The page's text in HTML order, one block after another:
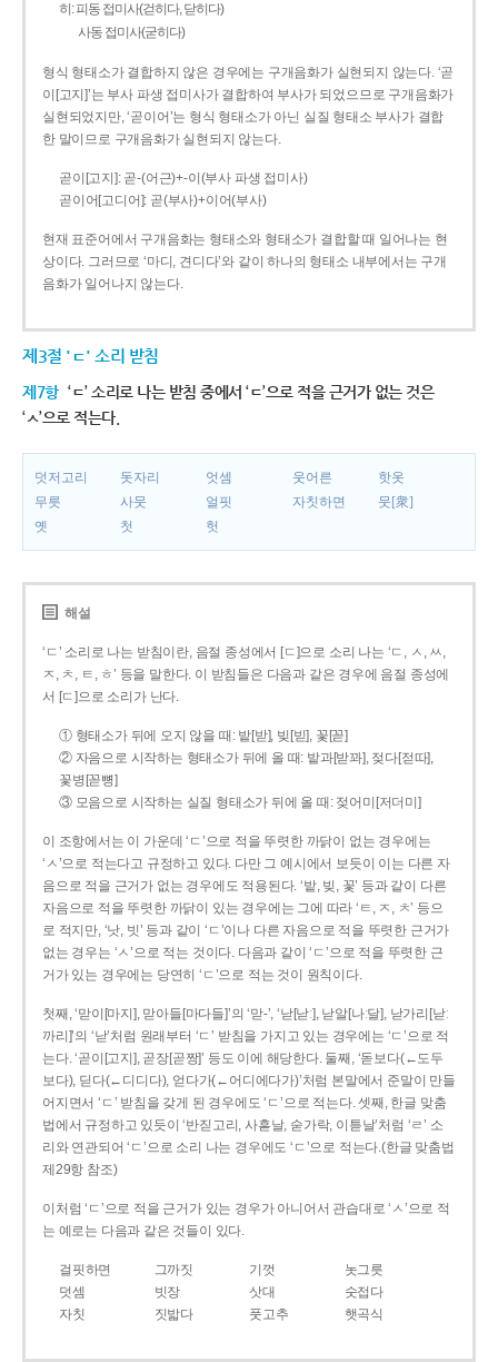
히: 피동 접미사(걷히다, 닫히다)
사동 접미사(굳히다)
형식 형태소가 결합하지 않은 경우에는 구개음화가 실현되지 않는다. ‘곧
이[고지]’는 부사 파생 접미사가 결합하여 부사가 되었으므로 구개음화가
실현되었지만, ‘곧이어’는 형식 형태소가 아닌 실질 형태소 부사가 결합
한 말이므로 구개음화가 실현되지 않는다.
곧이[고지]: 곧-­(어근)+­-이(부사 파생 접미사)
곧이어[고디어]: 곧(부사)+이어(부사)
현재 표준어에서 구개음화는 형태소와 형태소가 결합할 때 일어나는 현
상이다. 그러므로 ‘마디, 견디다’와 같이 하나의 형태소 내부에서는 구개
음화가 일어나지 않는다.
제3절 'ㄷ' 소리 받침
제7항 ‘ㄷ’ 소리로 나는 받침 중에서 ‘ㄷ’으로 적을 근거가 없는 것은
‘ㅅ’으로 적는다.
덧저고리 돗자리 엇셈 웃어른
핫옷
무릇
사뭇 얼핏 자칫하면
뭇[衆]
옛
첫 헛
해설
‘ㄷ’ 소리로 나는 받침이란, 음절 종성에서 [ㄷ]으로 소리 나는 ‘ㄷ, ㅅ, ㅆ,
ㅈ, ㅊ, ㅌ, ㅎ’ 등을 말한다. 이 받침들은 다음과 같은 경우에 음절 종성에
서 [ㄷ]으로 소리가 난다.
① 형태소가 뒤에 오지 않을 때: 밭[받], 빚[빋], 꽃[꼳]
② 자음으로 시작하는 형태소가 뒤에 올 때: 밭과[받꽈], 젖다[젇따],
꽃병[꼳뼝]
③ 모음으로 시작하는 실질 형태소가 뒤에 올 때: 젖어미[저더미]
이 조항에서는 이 가운데 ‘ㄷ’으로 적을 뚜렷한 까닭이 없는 경우에는
‘ㅅ’으로 적는다고 규정하고 있다. 다만 그 예시에서 보듯이 이는 다른 자
음으로 적을 근거가 없는 경우에도 적용된다. ‘밭, 빚, 꽃’ 등과 같이 다른
자음으로 적을 뚜렷한 까닭이 있는 경우에는 그에 따라 ‘ㅌ, ㅈ, ㅊ’ 등으
로 적지만, ‘낫, 빗’ 등과 같이 ‘ㄷ’이나 다른 자음으로 적을 뚜렷한 근거가
없는 경우는 ‘ㅅ’으로 적는 것이다. 다음과 같이 ‘ㄷ’으로 적을 뚜렷한 근
거가 있는 경우에는 당연히 ‘ㄷ’으로 적는 것이 원칙이다.
첫째, ‘맏이[마지], 맏아들[마다들]’의 ‘맏-’, ‘낟[낟ː], 낟알[나ː달], 낟가리[낟ː
까리]’의 ‘낟’처럼 원래부터 ‘ㄷ’ 받침을 가지고 있는 경우에는 ‘ㄷ’으로 적
는다. ‘곧이[고지], 곧장[곧짱]’ 등도 이에 해당한다. 둘째, ‘돋보다(←도두
보다), 딛다(←디디다), 얻다가(←어디에다가)’처럼 본말에서 준말이 만들
어지면서 ‘ㄷ’ 받침을 갖게 된 경우에도 ‘ㄷ’으로 적는다. 셋째, 한글 맞춤
법에서 규정하고 있듯이 ‘반짇고리, 사흗날, 숟가락, 이튿날’처럼 ‘ㄹ’ 소
리와 연관되어 ‘ㄷ’으로 소리 나는 경우에도 ‘ㄷ’으로 적는다.(한글 맞춤법
제29항 참조)
이처럼 ‘ㄷ’으로 적을 근거가 있는 경우가 아니어서 관습대로 ‘ㅅ’으로 적
는 예로는 다음과 같은 것들이 있다.
걸핏하면 그까짓 기껏
놋그릇
덧셈
빗장 삿대
숫접다
자칫
짓밟다 풋고추 햇곡식